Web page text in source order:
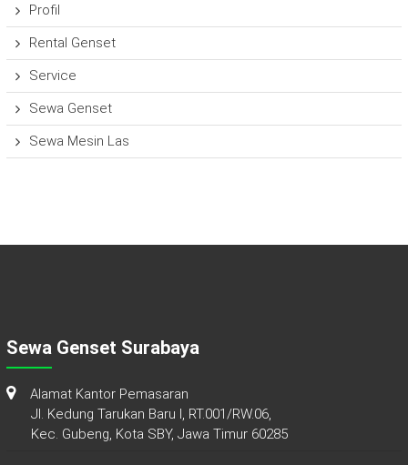
Profil
Rental Genset
Service
Sewa Genset
Sewa Mesin Las
Sewa Genset Surabaya
Alamat Kantor Pemasaran
Jl. Kedung Tarukan Baru I, RT.001/RW.06,
Kec. Gubeng, Kota SBY, Jawa Timur 60285